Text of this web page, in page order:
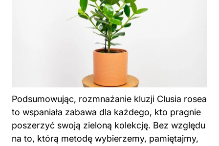
Podsumowując, rozmnażanie kluzji Clusia rosea
to wspaniała zabawa dla każdego, kto pragnie
poszerzyć swoją zieloną kolekcję. Bez względu
na to, którą metodę wybierzemy, pamiętajmy,